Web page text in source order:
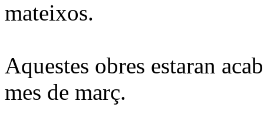
mateixos.
Aquestes obres estaran
mes de març.